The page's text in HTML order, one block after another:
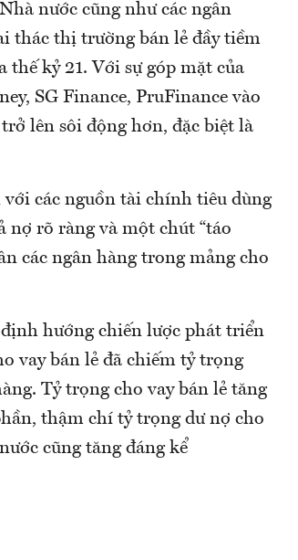
nước cũng như các ngân
thác thị trường bán lẻ đầy tiềm
kỷ 21. Với sự góp mặt của
SG Finance, PruFinance vào
lên sôi động hơn, đặc biệt là
các nguồn tài chính tiêu dùng
nợ rõ ràng và một chút “táo
các ngân hàng trong mảng cho
hướng chiến lược phát triển
vay bán lẻ đã chiếm tỷ trọng
Tỷ trọng cho vay bán lẻ tăng
thậm chí tỷ trọng dư nợ cho
cũng tăng đáng kể